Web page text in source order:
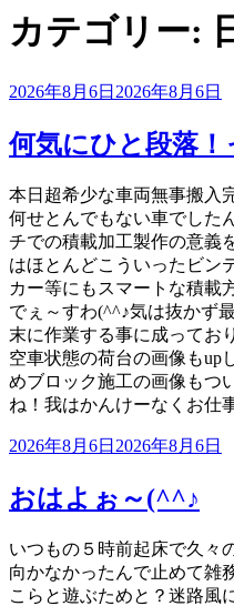
カテゴリー:
投
日:
2026年8月6日 2026年8月6日
何気にひと段落
本日超希少な車両無事搬入
何せとんでもない車でした
チでの積載加工製作の意義
はほとんどこういったビン
カー等にもスマートな積載
でぇ～すわ(^^♪気は抜かず
末に作業する事に成ってお
空車状態の荷台の画像もup
めブロック施工の画像もつ
ね！我はかんけーなくお仕
投
日:
2026年8月6日 2026年8月6日
おはよぉ～(^^♪
いつもの５時前起床で久々
向かなかったんで止めて雑
こらと遊ぶためと？迷路風